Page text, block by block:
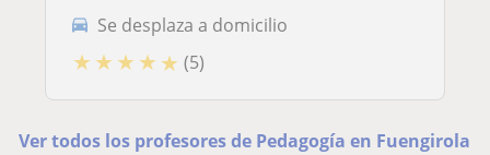
Se desplaza a domicilio
★ ★ ★ ★ ★ (5)
Ver todos los profesores de Pedagogía en Fuengirola